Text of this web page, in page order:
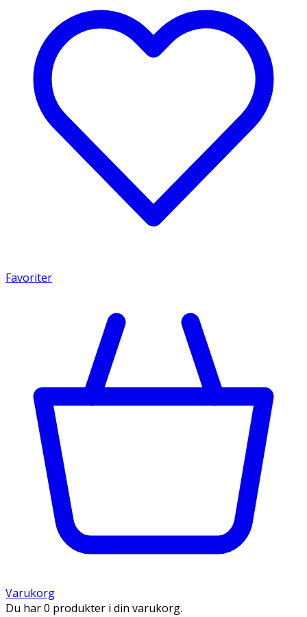
Favoriter
Varukorg
Du har 0 produkter i din varukorg.